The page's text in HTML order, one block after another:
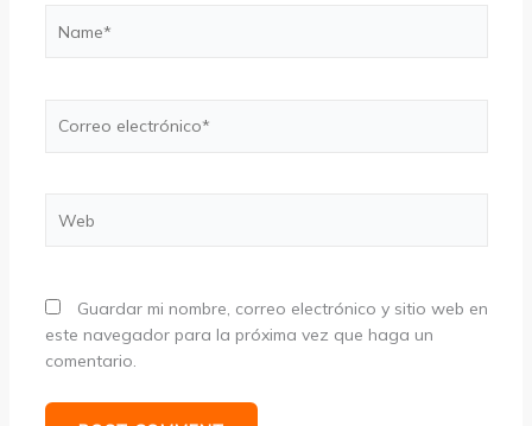
electrónico*
Guardar mi nombre, correo electrónico y sitio web en
este navegador para la próxima vez que haga un
comentario.